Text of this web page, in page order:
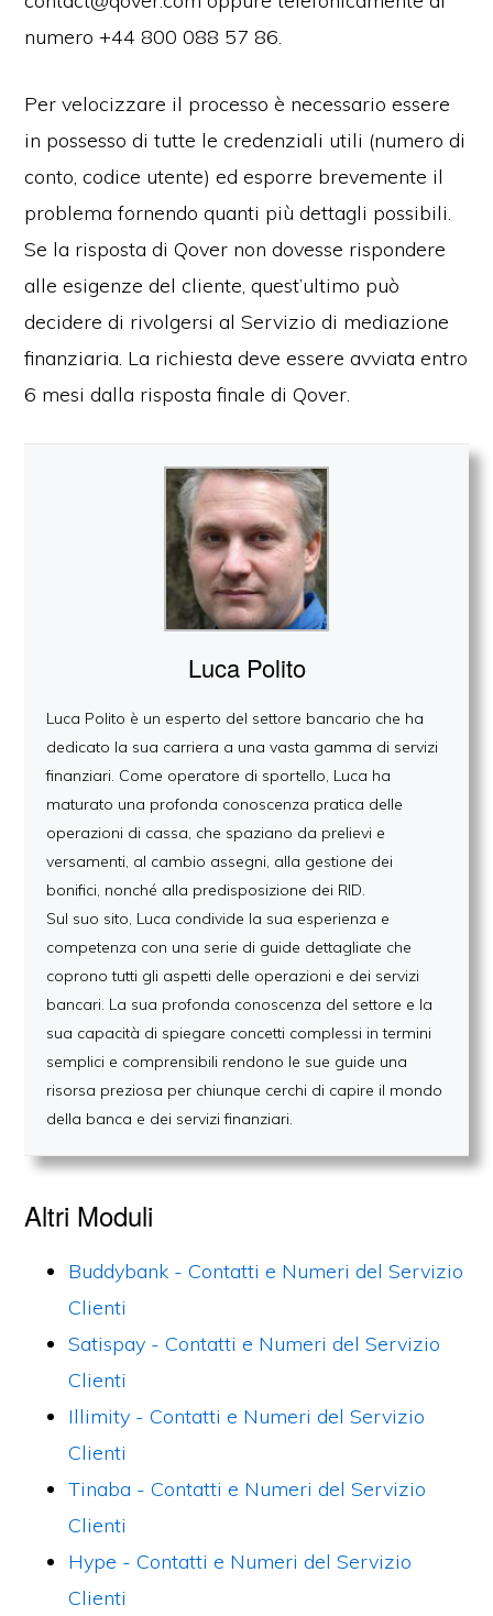
numero +44 800 088 57 86.
Per velocizzare il processo è necessario essere
in possesso di tutte le credenziali utili (numero di
conto, codice utente) ed esporre brevemente il
problema fornendo quanti più dettagli possibili.
Se la risposta di Qover non dovesse rispondere
alle esigenze del cliente, quest’ultimo può
decidere di rivolgersi al Servizio di mediazione
finanziaria. La richiesta deve essere avviata entro
6 mesi dalla risposta finale di Qover.
Luca Polito
Luca Polito è un esperto del settore bancario che ha
dedicato la sua carriera a una vasta gamma di servizi
finanziari. Come operatore di sportello, Luca ha
maturato una profonda conoscenza pratica delle
operazioni di cassa, che spaziano da prelievi e
versamenti, al cambio assegni, alla gestione dei
bonifici, nonché alla predisposizione dei RID.
Sul suo sito, Luca condivide la sua esperienza e
competenza con una serie di guide dettagliate che
coprono tutti gli aspetti delle operazioni e dei servizi
bancari. La sua profonda conoscenza del settore e la
sua capacità di spiegare concetti complessi in termini
semplici e comprensibili rendono le sue guide una
risorsa preziosa per chiunque cerchi di capire il mondo
della banca e dei servizi finanziari.
Altri Moduli
Buddybank - Contatti e Numeri del Servizio
Clienti
Satispay - Contatti e Numeri del Servizio
Clienti
Illimity - Contatti e Numeri del Servizio
Clienti
Tinaba - Contatti e Numeri del Servizio
Clienti
Hype - Contatti e Numeri del Servizio
Clienti